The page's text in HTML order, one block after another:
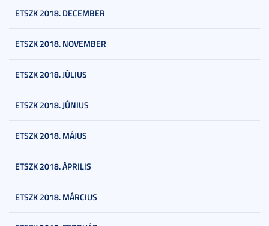
ETSZK 2018. DECEMBER
ETSZK 2018. NOVEMBER
ETSZK 2018. JÚLIUS
ETSZK 2018. JÚNIUS
ETSZK 2018. MÁJUS
ETSZK 2018. ÁPRILIS
ETSZK 2018. MÁRCIUS